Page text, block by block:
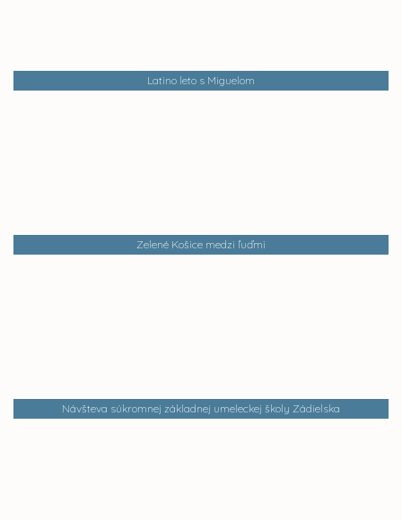
Latino leto s Miguelom
Zelené Košice medzi ľuďmi
Návšteva súkromnej základnej umeleckej školy Zádielska